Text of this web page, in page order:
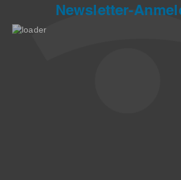
Newsletter-